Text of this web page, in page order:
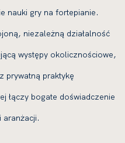
nauki gry na fortepianie.
niezależną działalność
występy okolicznościowe,
prywatną praktykę
łączy bogate doświadczenie
aranżacji.